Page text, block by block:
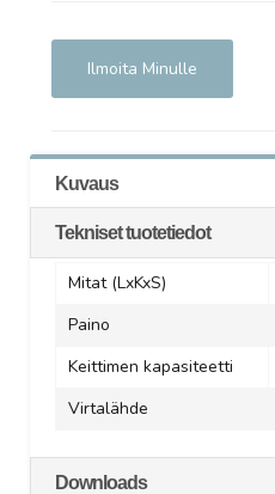
Ilmoita Minulle
Kuvaus
Tekniset tuotetiedot
Mitat (LxKxS)
Paino
Keittimen kapasiteetti
Virtalähde
Downloads